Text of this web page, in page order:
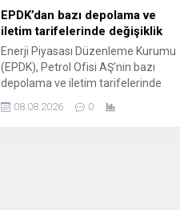
EPDK’dan bazı depolama ve
iletim tarifelerinde değişiklik
Enerji Piyasası Düzenleme Kurumu
(EPDK), Petrol Ofisi AŞ'nin bazı
depolama ve iletim tarifelerinde
değişikliğe gitti.
08.08.2026 0